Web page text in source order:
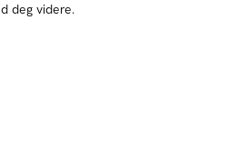
deg videre.